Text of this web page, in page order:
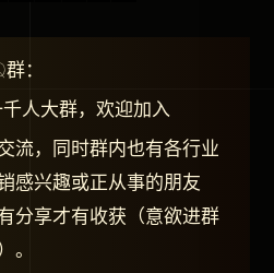
：
人大群，欢迎加入
流，同时群内也有各行业
感兴趣或正从事的朋友
分享才有收获（意欲进群
。